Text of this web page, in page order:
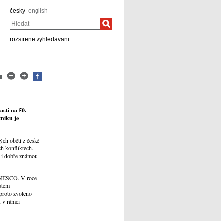
česky english
Hledat
rozšířené vyhledávání
na 50.
je
obětí z české
konfliktech.
dobře známou
V roce
zvoleno
v rámci